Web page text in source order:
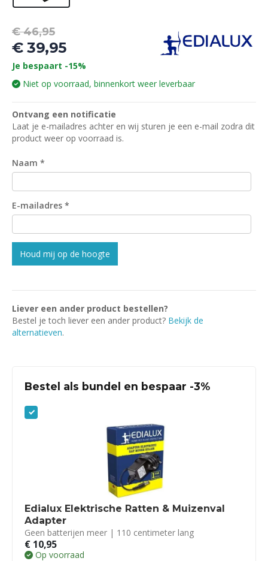
€46,95
prijs
was:
€ 46,95.
€39,95
Huidige
prijs
is:
€ 39,95.
Je bespaart -15%
Niet op voorraad, binnenkort weer leverbaar
Ontvang een notificatie
Laat je e-mailadres achter en wij sturen je een e-mail zodra dit
product weer op voorraad is.
Naam *
E-mailadres *
Houd mij op de hoogte
Liever een ander product bestellen?
Bestel je toch liever een ander product? Bekijk de
alternatieven.
Bestel als bundel en bespaar -3%
Edialux Elektrische Ratten & Muizenval
Adapter
Geen batterijen meer | 110 centimeter lang
€ 10,95
Op voorraad